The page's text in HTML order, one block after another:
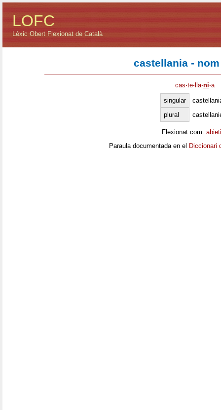
LOFC
Lèxic Obert Flexionat de Català
castellania -
cas·te· lla·ni·a
singular
plural
Flexionat com:
Paraula documentada en el Diccionari